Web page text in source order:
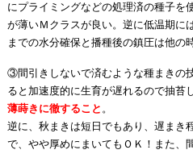
にプライミングなどの処理済の種子を
が薄いＭクラスが良い。逆に低温期に
までの水分確保と播種後の鎮圧は他の
③間引きしないで済むような種まきの
ると加速度的に生育が遅れるので抽苔
薄蒔きに徹すること 。
逆に、秋まきは短日でもあり、遅まき
で、やや厚めにまいてもＯＫ！また、